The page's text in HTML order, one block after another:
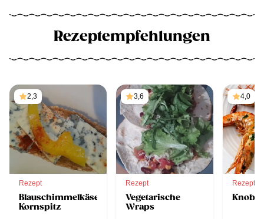
Rezeptempfehlungen
2,3
Rezept
Blauschimmelkäse-
Kornspitz
3,6
Rezept
Vegetarische
Wraps
4,0
Rezept